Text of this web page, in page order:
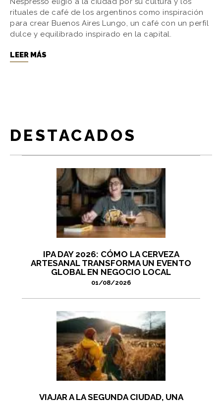
rituales de café de los argentinos como inspiración
para crear Buenos Aires Lungo, un café con un perfil
dulce y equilibrado inspirado en la capital.
LEER MÁS
DESTACADOS
IPA DAY 2026: CÓMO LA CERVEZA
ARTESANAL TRANSFORMA UN EVENTO
GLOBAL EN NEGOCIO LOCAL
01/08/2026
VIAJAR A LA SEGUNDA CIUDAD, UNA